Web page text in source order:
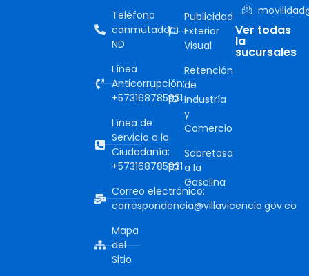
Teléfono
conmutador:
ND
Línea
Anticorrupción:
+573168785931
Línea de
Servicio a la
Ciudadanía:
+573168785931
Correo electrónico:
correspondencia@villavicencio.gov.co
Mapa
del
Sitio
Publicidad
Exterior
Visual
Retención
de
Industría
y
Comercio
Sobretasa
a la
Gasolina
Ver todas
la
sucursales